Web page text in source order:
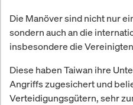
Die Manöver sind nicht nur
sondern auch an die
insbesondere die
Diese haben Taiwan ihre
Angriffs zugesichert und
Verteidigungsgütern, sehr